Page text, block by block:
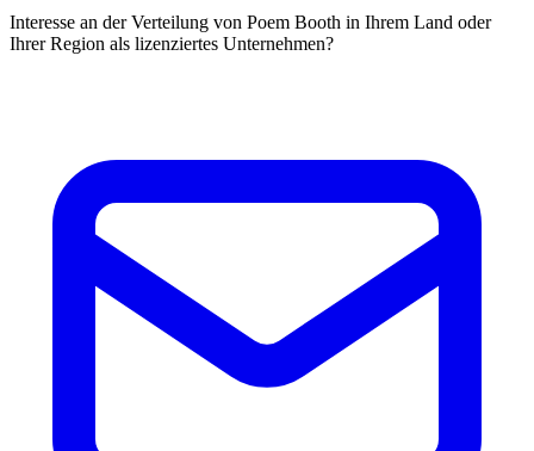
Interesse an der Verteilung von Poem Booth in Ihrem Land oder
Ihrer Region als lizenziertes Unternehmen?